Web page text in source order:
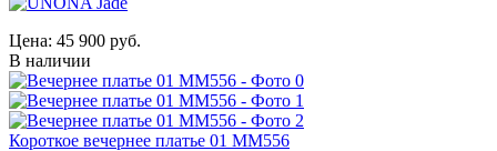
Цена: 45 900 руб.
В наличии
Короткое вечернее платье 01 MM556